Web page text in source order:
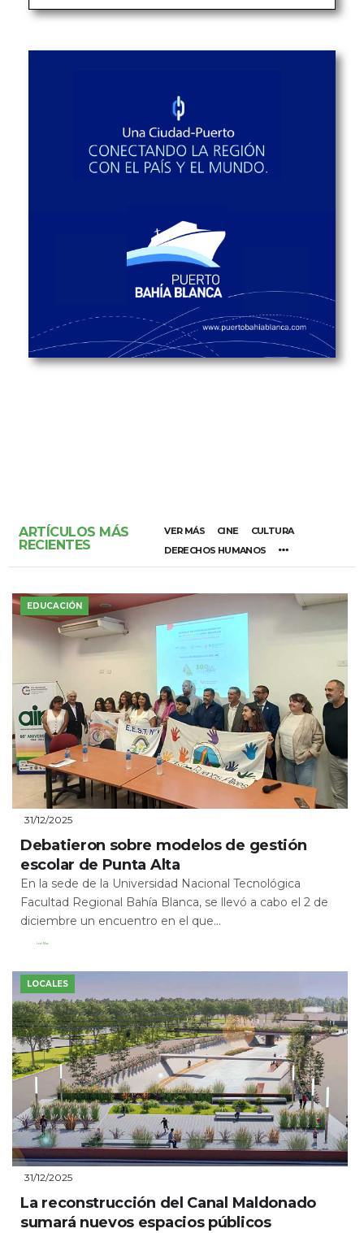
ARTÍCULOS MÁS
RECIENTES
VER MÁS CINE
CULTURA
DERECHOS HUMANOS
EDUCACIÓN
31/12/2025
Debatieron sobre modelos de gestión
escolar de Punta Alta
En la sede de la Universidad Nacional Tecnológica
Facultad Regional Bahía Blanca, se llevó a cabo el 2 de
diciembre un encuentro en el que...
Leer Más
LOCALES
31/12/2025
La reconstrucción del Canal Maldonado
sumará nuevos espacios públicos